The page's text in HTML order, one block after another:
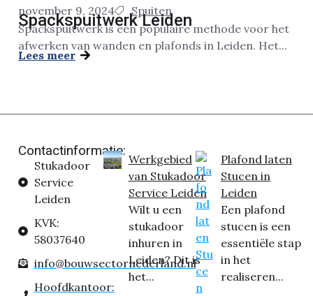
november 9, 2024 Spuiten
Spackspuitwerk Leiden
Spackspuitwerk is een populaire methode voor het
afwerken van wanden en plafonds in Leiden. Het...
Lees meer
Contactinformatie:
Stukadoor
Service
Leiden
KVK:
58037640
info@bouwsectornederland.nl
Hoofdkantoor:
Werkgebied
van Stukadoor
Service Leiden
Wilt u een
stukadoor
inhuren in
Leiden? Dit is
het...
Plafond laten
Stucen in
Leiden
Een plafond
stucen is een
essentiële stap
in het
realiseren...